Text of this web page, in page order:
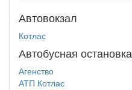
Автовокзал
Котлас
Автобусная остановка
Агенство
АТП Котлас